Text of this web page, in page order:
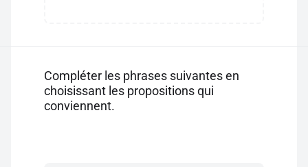
Compléter les phrases suivantes en
choisissant les propositions qui
conviennent.